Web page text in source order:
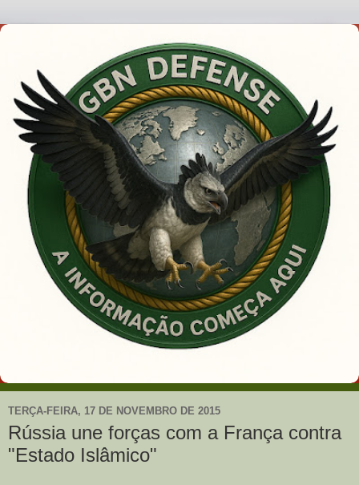
TERÇA-FEIRA, 17 DE NOVEMBRO DE 2015
Rússia une forças com a França contra
"Estado Islâmico"